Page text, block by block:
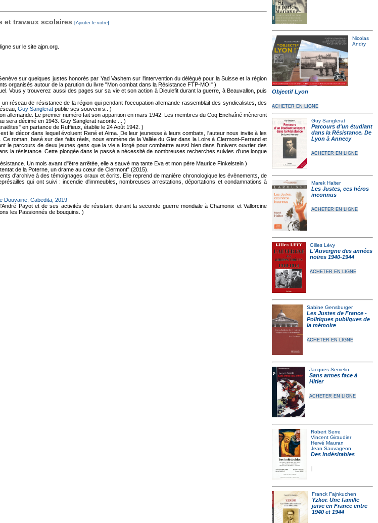
Nicolas
Andry
Objectif Lyon
ACHETER EN LIGNE
Guy Sanglerat
Parcours d'un étudiant
dans la Résistance. De
Lyon à Annecy
ACHETER EN LIGNE
Marek Halter
Les Justes, ces héros
inconnus
ACHETER EN LIGNE
Gilles Lévy
L'Auvergne des années
noires 1940-1944
ACHETER EN LIGNE
Sabine Gensburger
Les Justes de France -
Politiques publiques de
la mémoire
ACHETER EN LIGNE
Jacques Semelin
Sans armes face à
Hitler
ACHETER EN LIGNE
Robert Serre
Vincent Giraudier
Hervé Mauran
Jean Sauvageon
Des indésirables
Franck Fajnkuchen
Yzkor. Une famille
juive en France entre
1940 et 1944
et travaux scolaires [Ajouter le votre]
sur le site ajpn.org.
sur quelques justes honorés par Yad Vashem sur l'intervention du délégué pour la Suisse et la région
organisés autour de la parution du livre "Mon combat dans la Résistance FTP-MOI" )
Vous y trouverez aussi des pages sur sa vie et son action à Dieulefit durant la guerre, à Beauvallon, puis
réseau de résistance de la région qui pendant l'occupation allemande rassemblait des syndicalistes, des
Guy Sanglerat publie ses souvenirs.. )
allemande. Le premier numéro fait son apparition en mars 1942. Les membres du Coq Enchaîné mèneront
sera décimé en 1943. Guy Sanglerat raconte ... )
en partance de Ruffieux, établie le 24 Août 1942. )
le décor dans lequel évoluent René et Aima. De leur jeunesse à leurs combats, l'auteur nous invite à les
roman, basé sur des faits réels, nous emmène de la Vallée du Gier dans la Loire à Clermont-Ferrand et
le parcours de deux jeunes gens que la vie a forgé pour combattre aussi bien dans l'univers ouvrier des
la résistance. Cette plongée dans le passé a nécessité de nombreuses recherches suivies d'une longue
Un mois avant d"être arrêtée, elle a sauvé ma tante Eva et mon père Maurice Finkelstein )
de la Poterne, un drame au cœur de Clermont" (2015).
d'archive à des témoignages oraux et écrits. Elle reprend de manière chronologique les évènements, de
qui ont suivi : incendie d'immeubles, nombreuses arrestations, déportations et condamnations à
Douvaine, Cabedita, 2019
Payot et de ses activités de résistant durant la seconde guerre mondiale à Chamonix et Vallorcine
les Passionnés de bouquins. )